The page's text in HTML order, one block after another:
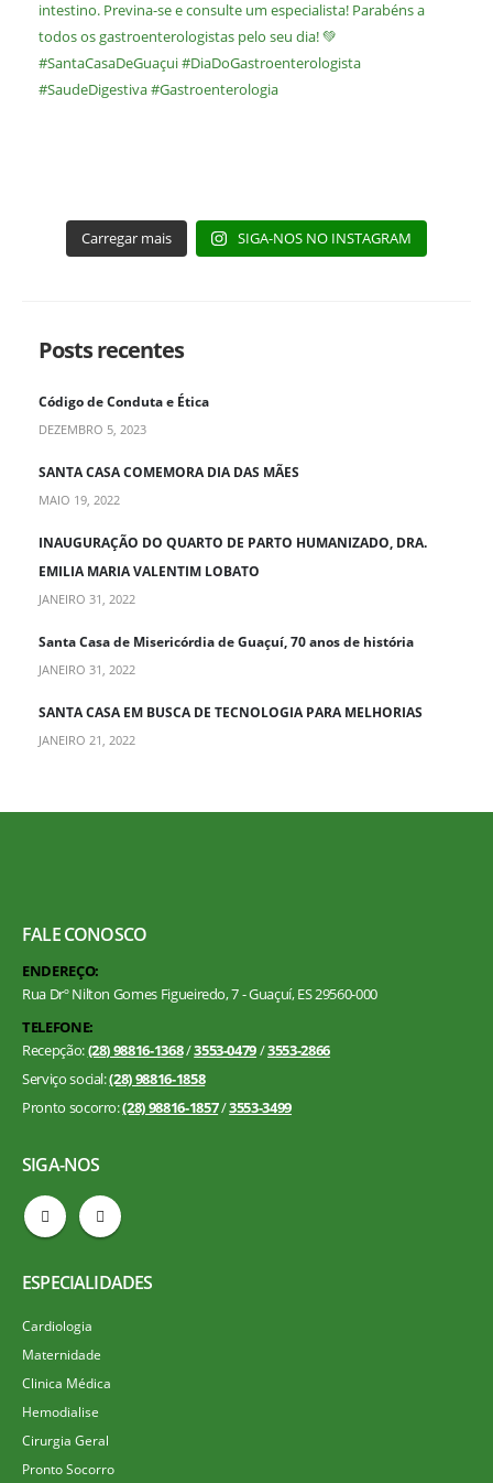
Carregar mais SIGA-NOS NO INSTAGRAM
Posts recentes
Código de Conduta e Ética
DEZEMBRO 5, 2023
SANTA CASA COMEMORA DIA DAS MÃES
MAIO 19, 2022
INAUGURAÇÃO DO QUARTO DE PARTO HUMANIZADO, DRA.
EMILIA MARIA VALENTIM LOBATO
JANEIRO 31, 2022
Santa Casa de Misericórdia de Guaçuí, 70 anos de história
JANEIRO 31, 2022
SANTA CASA EM BUSCA DE TECNOLOGIA PARA MELHORIAS
JANEIRO 21, 2022
FALE CONOSCO
ENDEREÇO:
Rua Drº Nilton Gomes Figueiredo, 7 - Guaçuí, ES 29560-000
TELEFONE:
Recepção:(28) 98816-1368/3553-0479/3553-2866
Serviço social:(28) 98816-1858
Pronto socorro:(28) 98816-1857/3553-3499
SIGA-NOS
ESPECIALIDADES
Cardiologia
Maternidade
Clinica Médica
Hemodialise
Cirurgia Geral
Pronto Socorro